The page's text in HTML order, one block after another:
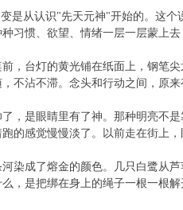
是从认识"先天元神"开始的。这
习惯、欲望、情绪一层一层蒙上
，台灯的黄光铺在纸面上，钢笔
不沾不滞。念头和行动之间，原
，是眼睛里有了神。那种明亮不
的感觉慢慢淡了。以前走在街上
染成了熔金的颜色。几只白鹭从
，是把绑在身上的绳子一根一根解